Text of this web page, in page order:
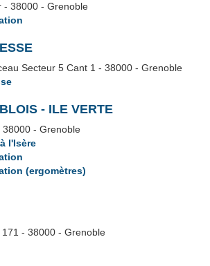
- 38000 - Grenoble
Secteur 5 Cant 1 - 38000 - Grenoble
- ILE VERTE
- Grenoble
l'Isère
(ergomètres)
- 38000 - Grenoble